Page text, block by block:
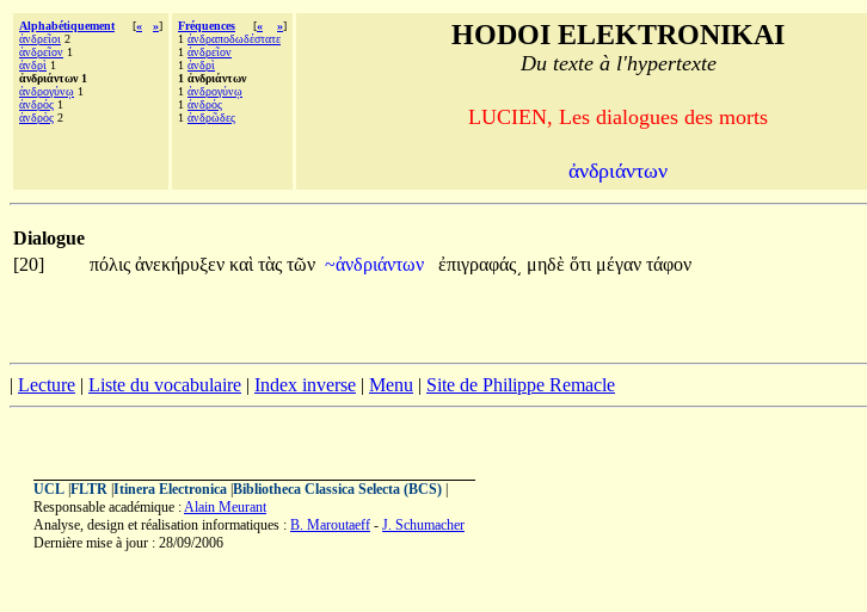
Alphabétiquement [« »]
ἀνδρεῖοι 2
ἀνδρεῖον 1
ἀνδρὶ 1
ἀνδριάντων 1
ἀνδρογύνῳ 1
ἀνδρός 1
ἀνδρὸς 2
Fréquences [« »]
1 ἀνδραποδωδέστατε
1 ἀνδρεῖον
1 ἀνδρὶ
1 ἀνδριάντων
1 ἀνδρογύνῳ
1 ἀνδρός
1 ἀνδρῶδες
HODOI ELEKTRONIKAI
Du texte à l'hypertexte
LUCIEN, Les dialogues des morts
ἀνδριάντων
Dialogue
[20]
πόλις ἀνεκήρυξεν καὶ τὰς τῶν ~ἀνδριάντων ἐπιγραφάς͵ μηδὲ ὅτι μέγαν τάφον
| Lecture | Liste du vocabulaire | Index inverse | Menu | Site de Philippe Remacle
UCL FLTR Itinera Electronica Bibliotheca Classica Selecta (BCS)
Responsable académique :Alain Meurant
Analyse, design et réalisation informatiques : B. Maroutaeff - J. Schumacher
Dernière mise à jour : 28/09/2006